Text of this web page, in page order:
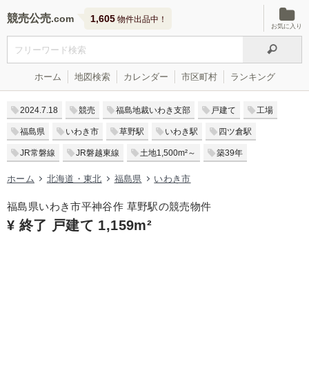
競売公売 1,605 物件出品中！
お気に入り
ホーム 地図検索 カレンダー 市区町村 ランキング
2024.7.18 競売 福島地裁いわき支部 戸建て 工場
福島県 いわき市 草野駅 いわき駅 四ツ倉駅
JR常磐線 JR磐越東線 土地1,500m²～ 築39年
ホーム 北海道・東北 福島県 いわき市
福島県いわき市平神谷作 草野駅の競売物件
¥ 終了 戸建て 1,159m²